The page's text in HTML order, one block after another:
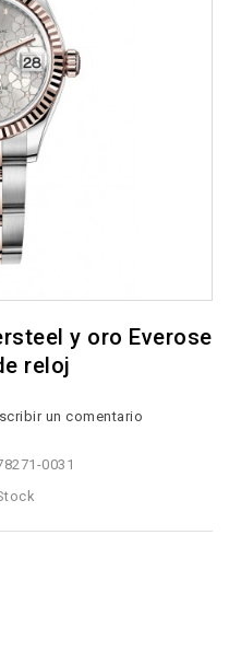
y oro Everose
reloj
un comentario
0031